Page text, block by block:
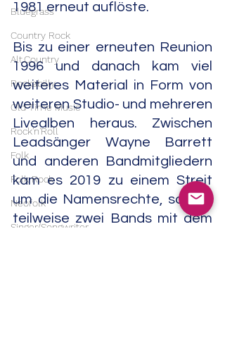
Bluegrass
Country Rock
Alt.Country
Rockabilly
Old Time Music
Rock'n'Roll
Folk
Folk Rock
Neofolk
Singer/Songwriter
1981 erneut auflöste.
Bis zu einer erneuten Reunion
1996 und danach kam viel
weiteres Material in Form von
weiteren Studio- und mehreren
Livealben heraus. Zwischen
Leadsänger Wayne Barrett
und anderen Bandmitgliedern
kam es 2019 zu einem Streit
um die Namensrechte, so das
teilweise zwei Bands mit dem